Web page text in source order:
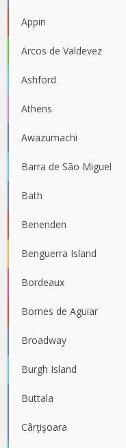
Appin
Arcos de Valdevez
Ashford
Athens
Awazumachi
Barra de São Miguel
Bath
Benenden
Benguerra Island
Bordeaux
Bornes de Aguiar
Broadway
Burgh Island
Buttala
Cârţişoara